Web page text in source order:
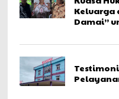
Keluarga
Damai”